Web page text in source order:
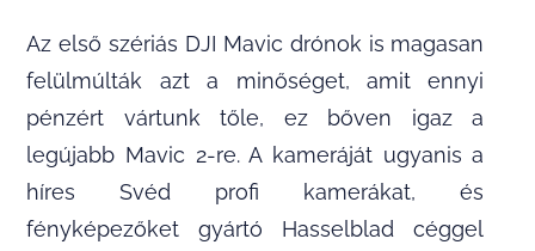
Az első szériás DJI Mavic drónok is magasan
felülmúlták azt a minőséget, amit ennyi
pénzért vártunk tőle, ez bőven igaz a
legújabb Mavic 2-re. A kameráját ugyanis a
híres Svéd profi kamerákat, és
fényképezőket gyártó Hasselblad céggel